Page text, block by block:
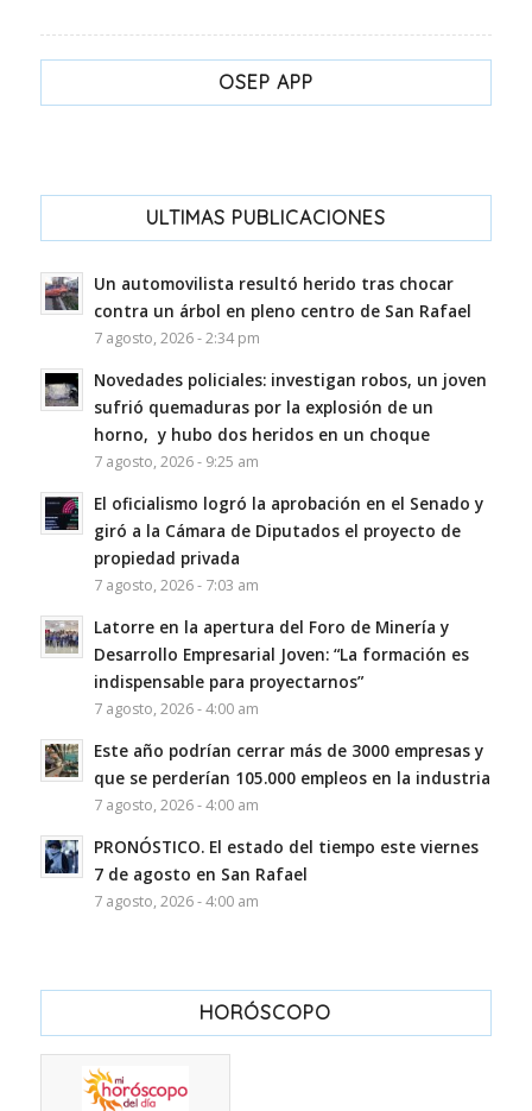
OSEP APP
ULTIMAS PUBLICACIONES
Un automovilista resultó herido tras chocar
contra un árbol en pleno centro de San Rafael
7 agosto, 2026 - 2:34 pm
Novedades policiales: investigan robos, un joven
sufrió quemaduras por la explosión de un
horno, y hubo dos heridos en un choque
7 agosto, 2026 - 9:25 am
El oficialismo logró la aprobación en el Senado y
giró a la Cámara de Diputados el proyecto de
propiedad privada
7 agosto, 2026 - 7:03 am
Latorre en la apertura del Foro de Minería y
Desarrollo Empresarial Joven: “La formación es
indispensable para proyectarnos”
7 agosto, 2026 - 4:00 am
Este año podrían cerrar más de 3000 empresas y
que se perderían 105.000 empleos en la industria
7 agosto, 2026 - 4:00 am
PRONÓSTICO. El estado del tiempo este viernes
7 de agosto en San Rafael
7 agosto, 2026 - 4:00 am
HORÓSCOPO